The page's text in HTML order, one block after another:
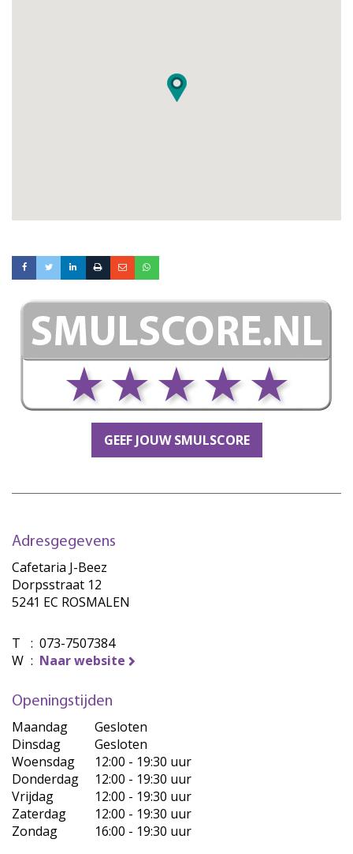
GEEF JOUW SMULSCORE
Adresgegevens
Cafetaria J-Beez
Dorpsstraat 12
5241 EC ROSMALEN
T : 073-7507384
W : Naar website
Openingstijden
Maandag
Gesloten
Dinsdag
Gesloten
Woensdag
12:00 - 19:30 uur
Donderdag
12:00 - 19:30 uur
Vrijdag
12:00 - 19:30 uur
Zaterdag
12:00 - 19:30 uur
Zondag
16:00 - 19:30 uur